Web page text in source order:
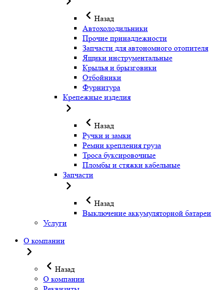
Назад
Автохолодильники
Прочие принадлежности
Запчасти для автономного отопителя
Ящики инструментальные
Крылья и брызговики
Отбойники
Фурнитура
Крепежные изделия
Назад
Ручки и замки
Ремни крепления груза
Троса буксировочные
Пломбы и стяжки кабельные
Запчасти
Назад
Выключение аккумуляторной батареи
Услуги
О компании
Назад
О компании